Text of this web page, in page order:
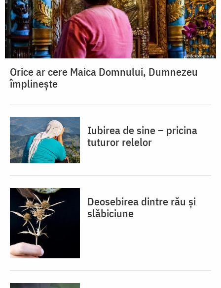
Orice ar cere Maica Domnului, Dumnezeu
împlinește
Iubirea de sine – pricina
tuturor relelor
Deosebirea dintre rău și
slăbiciune